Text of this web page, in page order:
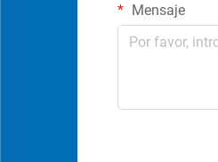
Mensaje